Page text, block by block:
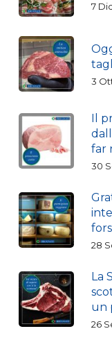
7
3
Il
far
30
28
La
un
26